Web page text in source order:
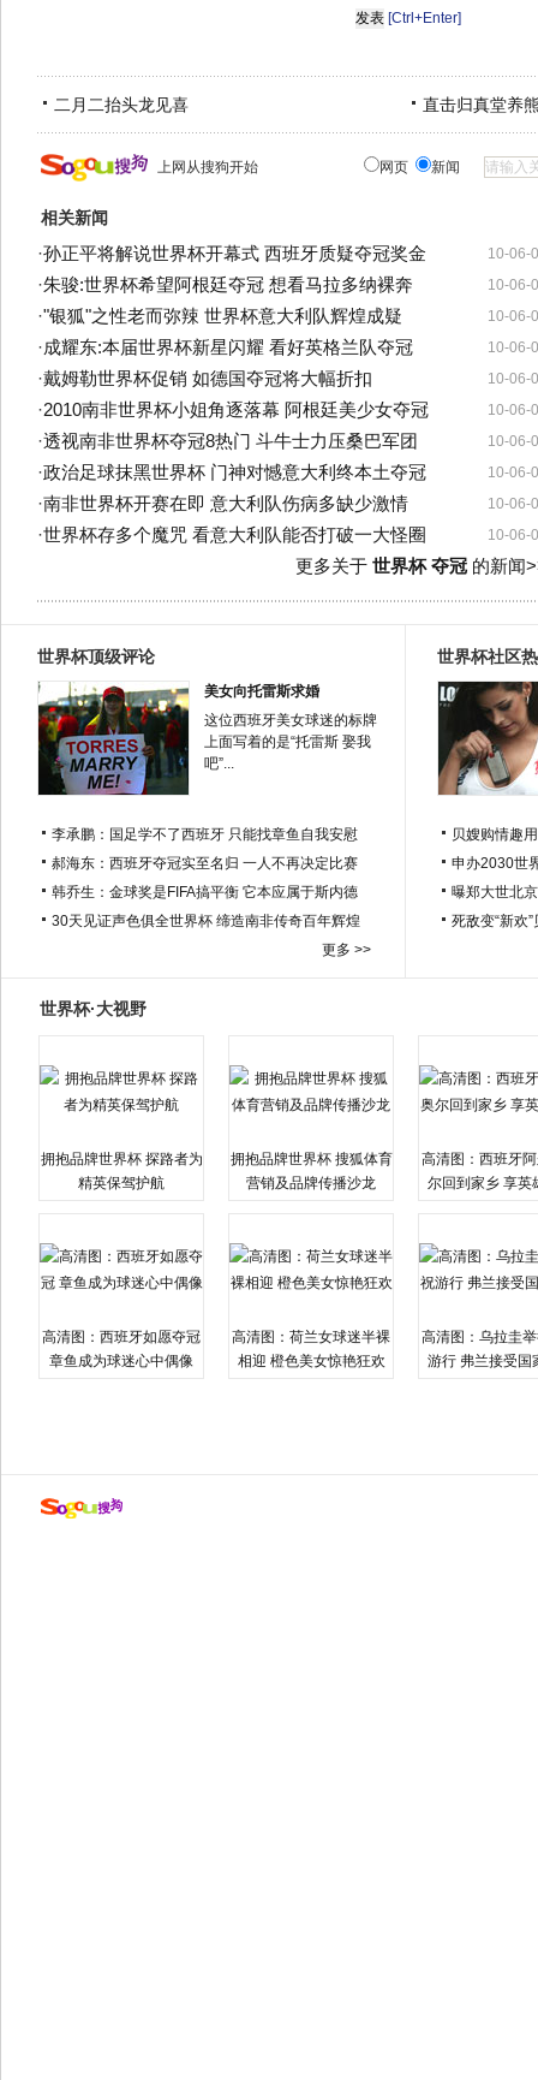
[Ctrl+Enter]
二月二抬头龙见喜 直击归真堂养
上网从搜狗开始 网页 新闻
相关新闻
10-06-
·孙正平将解说世界杯开幕式 西班牙质疑夺冠奖金
10-06-
·朱骏:世界杯希望阿根廷夺冠 想看马拉多纳裸奔
10-06-
·"银狐"之性老而弥辣 世界杯意大利队辉煌成疑
10-06-
·成耀东:本届世界杯新星闪耀 看好英格兰队夺冠
10-06-
·戴姆勒世界杯促销 如德国夺冠将大幅折扣
10-06-
·2010南非世界杯小姐角逐落幕 阿根廷美少女夺冠
10-06-
·透视南非世界杯夺冠8热门 斗牛士力压桑巴军团
10-06-
·政治足球抹黑世界杯 门神对憾意大利终本土夺冠
10-06-
·南非世界杯开赛在即 意大利队伤病多缺少激情
10-06-
·世界杯存多个魔咒 看意大利队能否打破一大怪圈
更多关于 世界杯 夺冠的新闻
世界杯顶级评论
美女向托雷斯求婚
这位西班牙美女球迷的标牌
上面写着的是“托雷斯 娶我
吧”...
李承鹏：国足学不了西班牙 只能找章鱼自我安慰
郝海东：西班牙夺冠实至名归 一人不再决定比赛
韩乔生：金球奖是FIFA搞平衡 它本应属于斯内德
30天见证声色俱全世界杯 缔造南非传奇百年辉煌
更多 >>
世界杯社区
贝嫂购情趣
申办2030世
曝郑大世北
死敌变“新欢
世界杯·大视野
拥抱品牌世界杯 探路者为
精英保驾护航
拥抱品牌世界杯 搜狐体育
营销及品牌传播沙龙
高清图：西班牙
尔回到家乡 享英
高清图：西班牙如愿夺冠
章鱼成为球迷心中偶像
高清图：荷兰女球迷半裸
相迎 橙色美女惊艳狂欢
高清图：乌拉圭
游行 弗兰接受国